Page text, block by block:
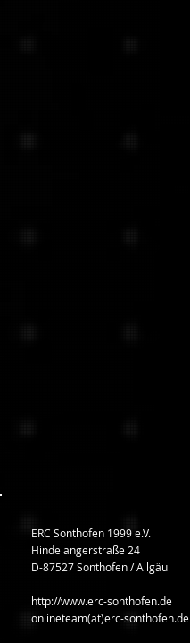
ERC Sonthofen 1999 e.V.
Hindelangerstraße 24
D-87527 Sonthofen / Allgäu
http://www.erc-sonthofen.de
onlineteam(at)erc-sonthofen.de